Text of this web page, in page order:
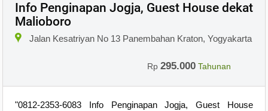
Info Penginapan Jogja, Guest House dekat
Malioboro
Jalan Kesatriyan No 13 Panembahan Kraton, Yogyakarta
Rp295.000 Tahunan
"0812-2353-6083 Info Penginapan Jogja, Guest House